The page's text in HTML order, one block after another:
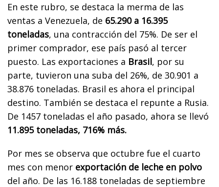
En este rubro, se destaca la merma de las
ventas a Venezuela, de 65.290 a 16.395
toneladas, una contracción del 75%. De ser el
primer comprador, ese país pasó al tercer
puesto. Las exportaciones a Brasil, por su
parte, tuvieron una suba del 26%, de 30.901 a
38.876 toneladas. Brasil es ahora el principal
destino. También se destaca el repunte a Rusia.
De 1457 toneladas el año pasado, ahora se llevó
11.895 toneladas, 716% más.
Por mes se observa que octubre fue el cuarto
mes con menor exportación de leche en polvo
del año. De las 16.188 toneladas de septiembre